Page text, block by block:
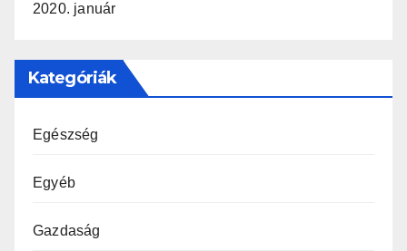
2020. január
Kategóriák
Egészség
Egyéb
Gazdaság